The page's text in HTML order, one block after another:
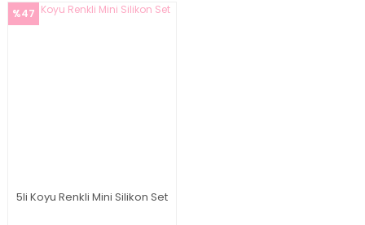
%47
5li Koyu Renkli Mini Silikon Set